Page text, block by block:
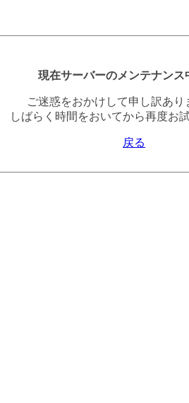
現在サーバーのメンテナンス
ご迷惑をおかけして申し訳あり
しばらく時間をおいてから再度お
戻る